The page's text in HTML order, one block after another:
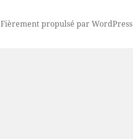
Fièrement propulsé par WordPress